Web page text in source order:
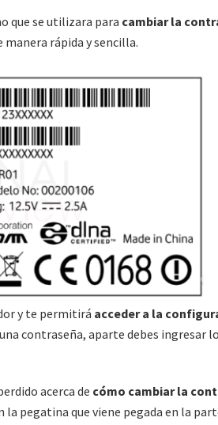
que se utilizara para cambiar la
rápida y sencilla.
y te permitirá acceder a la
contraseña, aparte debes ingresar
acerca de cómo cambiar la
pegatina que viene pegada en la